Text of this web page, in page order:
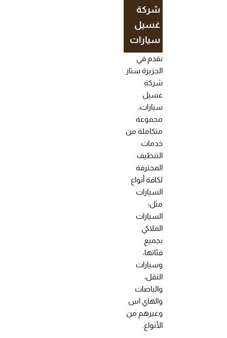
شركة
غسيل
سيارات
نقدم في
الجزيرة ستار
شركة
غسيل
سيارات،
مجموعة
متكاملة من
خدمات
التنظيف
المحترفة
لكافة أنواع
السيارات
مثل؛
السيارات
الملاكي
بجميع
فئاتها،
وسيارات
النقل،
والباصات
والهاي اس
وغيرهم من
الأنواع.